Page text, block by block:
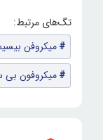
میکروفن
میکروفون بی